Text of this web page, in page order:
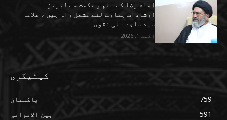
امام رضا کے علم و حکمت سے لبریز
ارشادات ہمارے لئے مشعل راہ ہیں ، علامہ
سید ساجد علی نقوی
اگست 1, 2026
کیٹیگری
پاکستان
759
بین الاقوامی
591